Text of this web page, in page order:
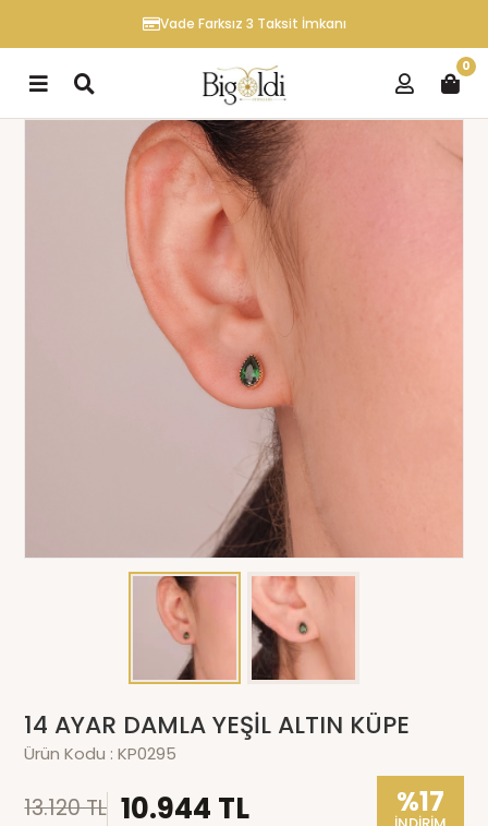
Vade Farksız 3 Taksit İmkanı
0
14 AYAR DAMLA YEŞİL ALTIN KÜPE
Ürün Kodu :KP0295
13.120 TL 10.944 TL %17